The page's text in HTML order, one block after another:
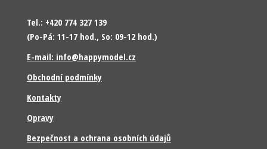
Tel.: +420 774 327 139
(Po-Pá: 11-17 hod., So: 09-12 hod.)
E-mail: info@happymodel.cz
Obchodní podmínky
Kontakty
Opravy
Bezpečnost a ochrana osobních údajů